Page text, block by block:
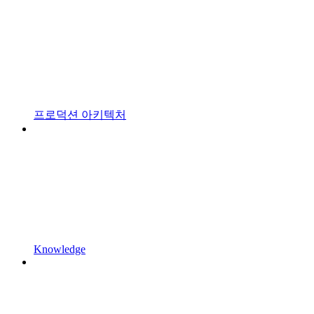
프로덕션 아키텍처
Knowledge